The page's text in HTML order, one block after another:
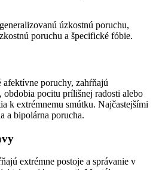
úzkostnú poruchu,
poruchu a špecifické fóbie.
poruchy, zahŕňajú
pocitu prílišnej radosti alebo
k extrémnemu smútku. Najčastejšími
a bipolárna porucha.
extrémne postoje a správanie v